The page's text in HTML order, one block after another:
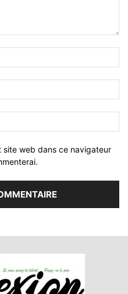
site web dans ce navigateur